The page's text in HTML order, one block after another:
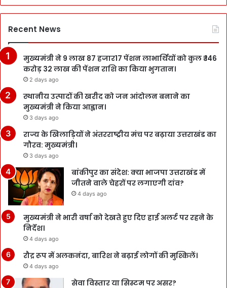
Recent News
मुख्यमंत्री ने 9 लाख 87 हजार17 पेंशन लाभार्थियों को कुल ₹ 146
करोड़ 32 लाख की पेंशन राशि का किया भुगतान।
2 days ago
स्थानीय उत्पादों की खरीद को जन आंदोलन बनाने का
मुख्यमंत्री ने किया आह्वान।
3 days ago
राज्य के खिलाड़ियों ने अंतरराष्ट्रीय मंच पर बढ़ाया उत्तराखंड का
गौरव: मुख्यमंत्री।
3 days ago
बांकीपुर का संदेश: क्या भाजपा उत्तराखंड में
जीतने वाले चेहरों पर लगाएगी दांव?
4 days ago
मुख्यमंत्री ने भारी वर्षा को देखते हुए दिए हाई अलर्ट पर रहने के
निर्देश।
4 days ago
रौद्र रूप में अलकनंदा, बारिश ने बढ़ाई लोगों की मुश्किलें।
4 days ago
सेवा विस्तार या सिस्टम पर असर?